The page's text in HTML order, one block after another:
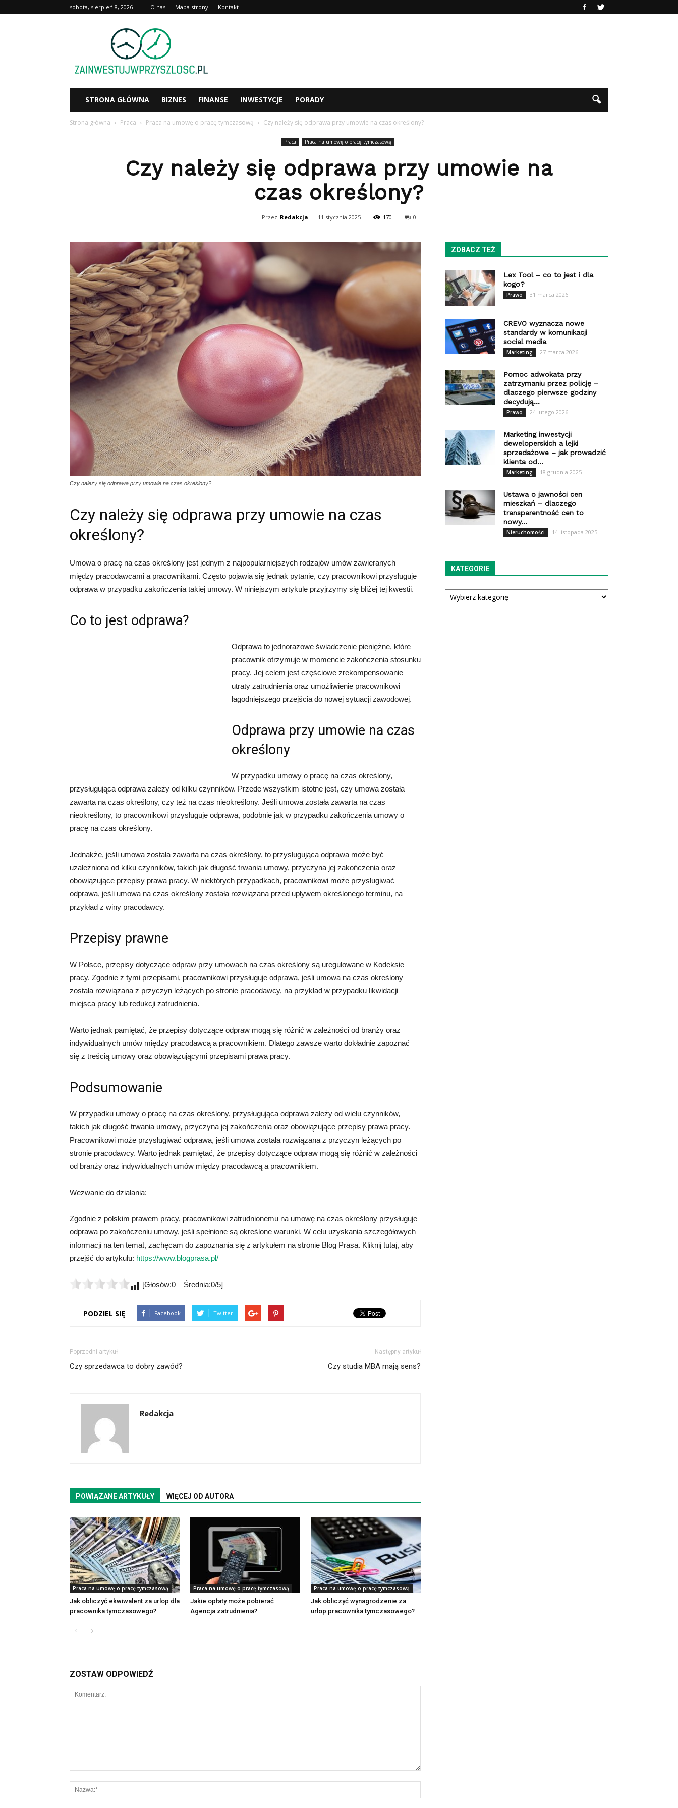
sobota, sierpień 8, 2026 O nas Mapa strony Kontakt
Zainwestujwprzyszlosc.pl
STRONA GŁÓWNA BIZNES FINANSE INWESTYCJE PORADY
Strona główna Praca Praca na umowę o pracę tymczasową Czy należy się odprawa przy umowie na czas określony?
Praca Praca na umowę o pracę tymczasową
Czy należy się odprawa przy umowie na
czas określony?
Przez Redakcja - 11 stycznia 2025 170 0
Czy należy się odprawa przy umowie na czas określony?
Czy należy się odprawa przy umowie na czas
określony?
Umowa o pracę na czas określony jest jednym z najpopularniejszych rodzajów umów zawieranych
między pracodawcami a pracownikami. Często pojawia się jednak pytanie, czy pracownikowi przysługuje
odprawa w przypadku zakończenia takiej umowy. W niniejszym artykule przyjrzymy się bliżej tej kwestii.
Co to jest odprawa?
Odprawa to jednorazowe świadczenie pieniężne, które
pracownik otrzymuje w momencie zakończenia stosunku
pracy. Jej celem jest częściowe zrekompensowanie
utraty zatrudnienia oraz umożliwienie pracownikowi
łagodniejszego przejścia do nowej sytuacji zawodowej.
Odprawa przy umowie na czas
określony
W przypadku umowy o pracę na czas określony,
przysługująca odprawa zależy od kilku czynników. Przede wszystkim istotne jest, czy umowa została
zawarta na czas określony, czy też na czas nieokreślony. Jeśli umowa została zawarta na czas
nieokreślony, to pracownikowi przysługuje odprawa, podobnie jak w przypadku zakończenia umowy o
pracę na czas określony.
Jednakże, jeśli umowa została zawarta na czas określony, to przysługująca odprawa może być
uzależniona od kilku czynników, takich jak długość trwania umowy, przyczyna jej zakończenia oraz
obowiązujące przepisy prawa pracy. W niektórych przypadkach, pracownikowi może przysługiwać
odprawa, jeśli umowa na czas określony została rozwiązana przed upływem określonego terminu, na
przykład z winy pracodawcy.
Przepisy prawne
W Polsce, przepisy dotyczące odpraw przy umowach na czas określony są uregulowane w Kodeksie
pracy. Zgodnie z tymi przepisami, pracownikowi przysługuje odprawa, jeśli umowa na czas określony
została rozwiązana z przyczyn leżących po stronie pracodawcy, na przykład w przypadku likwidacji
miejsca pracy lub redukcji zatrudnienia.
Warto jednak pamiętać, że przepisy dotyczące odpraw mogą się różnić w zależności od branży oraz
indywidualnych umów między pracodawcą a pracownikiem. Dlatego zawsze warto dokładnie zapoznać
się z treścią umowy oraz obowiązującymi przepisami prawa pracy.
Podsumowanie
W przypadku umowy o pracę na czas określony, przysługująca odprawa zależy od wielu czynników,
takich jak długość trwania umowy, przyczyna jej zakończenia oraz obowiązujące przepisy prawa pracy.
Pracownikowi może przysługiwać odprawa, jeśli umowa została rozwiązana z przyczyn leżących po
stronie pracodawcy. Warto jednak pamiętać, że przepisy dotyczące odpraw mogą się różnić w zależności
od branży oraz indywidualnych umów między pracodawcą a pracownikiem.
Wezwanie do działania:
Zgodnie z polskim prawem pracy, pracownikowi zatrudnionemu na umowę na czas określony przysługuje
odprawa po zakończeniu umowy, jeśli spełnione są określone warunki. W celu uzyskania szczegółowych
informacji na ten temat, zachęcam do zapoznania się z artykułem na stronie Blog Prasa. Kliknij tutaj, aby
przejść do artykułu: https://www.blogprasa.pl/
[Głosów:0 Średnia:0/5]
PODZIEL SIĘ Facebook Twitter
Poprzedni artykuł
Czy sprzedawca to dobry zawód?
Następny artykuł
Czy studia MBA mają sens?
Redakcja
POWIĄZANE ARTYKUŁY WIĘCEJ OD AUTORA
Praca na umowę o pracę tymczasową
Jak obliczyć ekwiwalent za urlop dla
pracownika tymczasowego?
Praca na umowę o pracę tymczasową
Jakie opłaty może pobierać
Agencja zatrudnienia?
Praca na umowę o pracę tymczasową
Jak obliczyć wynagrodzenie za
urlop pracownika tymczasowego?
ZOSTAW ODPOWIEDŹ
ZOBACZ TEŻ
Lex Tool – co to jest i dla
kogo?
Prawo 31 marca 2026
CREVO wyznacza nowe
standardy w komunikacji
social media
Marketing 27 marca 2026
Pomoc adwokata przy
zatrzymaniu przez policję –
dlaczego pierwsze godziny
decydują...
Prawo 24 lutego 2026
Marketing inwestycji
deweloperskich a lejki
sprzedażowe – jak prowadzić
klienta od...
Marketing 18 grudnia 2025
Ustawa o jawności cen
mieszkań – dlaczego
transparentność cen to
nowy...
Nieruchomości 14 listopada 2025
KATEGORIE
Kategorie